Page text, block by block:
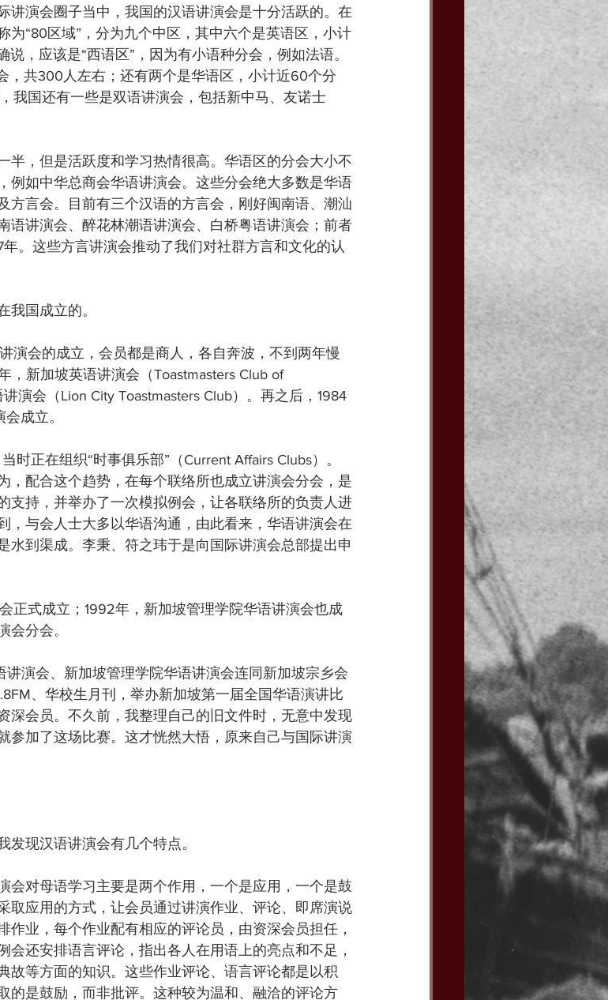
讲演会圈子当中，我国的汉语讲演会是十分活跃的。在
为“80区域”，分为九个中区，其中六个是英语区，小计
，应该是“西语区”，因为有小语种分会，例如法语。
，共300人左右；还有两个是华语区，小计近60个分
我国还有一些是双语讲演会，包括新中马、友诺士
半，但是活跃度和学习热情很高。华语区的分会大小不
例如中华总商会华语讲演会。这些分会绝大多数是华语
方言会。目前有三个汉语的方言会，刚好闽南语、潮汕
语讲演会、醉花林潮语讲演会、白桥粤语讲演会；前者
。这些方言讲演会推动了我们对社群方言和文化的认
我国成立的。
演会的成立，会员都是商人，各自奔波，不到两年慢
，新加坡英语讲演会（Toastmasters Club of
演会（Lion City Toastmasters Club）。再之后，1984
成立。
时正在组织“时事俱乐部”（Current Affairs Clubs）。
，配合这个趋势，在每个联络所也成立讲演会分会，是
支持，并举办了一次模拟例会，让各联络所的负责人进
，与会人士大多以华语沟通，由此看来，华语讲演会在
水到渠成。李秉、符之玮于是向国际讲演会总部提出申
正式成立；1992年，新加坡管理学院华语讲演会也成
会分会。
演会、新加坡管理学院华语讲演会连同新加坡宗乡会
、华校生月刊，举办新加坡第一届全国华语演讲比
深会员。不久前，我整理自己的旧文件时，无意中发现
参加了这场比赛。这才恍然大悟，原来自己与国际讲演
发现汉语讲演会有几个特点。
会对母语学习主要是两个作用，一个是应用，一个是鼓
取应用的方式，让会员通过讲演作业、评论、即席演说
作业，每个作业配有相应的评论员，由资深会员担任，
会还安排语言评论，指出各人在用语上的亮点和不足，
故等方面的知识。这些作业评论、语言评论都是以积
的是鼓励，而非批评。这种较为温和、融洽的评论方